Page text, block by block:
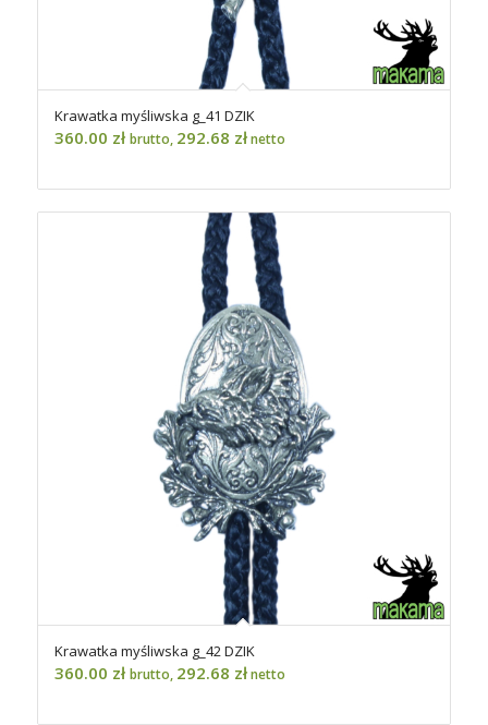
Krawatka myśliwska g_41 DZIK
360.00 zł brutto, 292.68 złnetto
Krawatka myśliwska g_42 DZIK
360.00 zł brutto, 292.68 złnetto